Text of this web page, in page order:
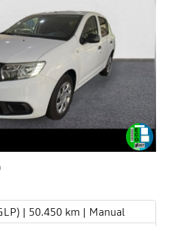
| 50.450 km | Manual